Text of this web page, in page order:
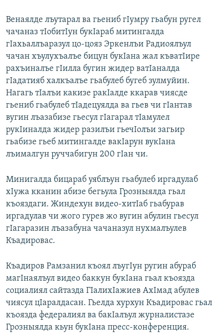
Венаялде лъутарал ва гьениб гIумру гьабун ругел
чачаназ тIобитIун букIараб митингалда
гIахьаллъаразул цо-цояз Эркенлъи Радиоялъул
чачан хъулухъалъе бицун букIана жал къватIире
рахъиналъе гIилла бугин жидер ватIаналда
гIадатияб халкъалъе гьабулеб бугеб зулмуйин.
Нагагь тIалъи какизе ракIалде ккарав чиясде
гьениб гьабулеб тIадецуялда ва гьев чи гIантав
вугин лъазабизе гьесул гIагарал тIамулел
рукIиналда жидер разилъи гьечIолъи загьир
гьабизе гьеб митингалде вакIарун вукIана
лъималгун руччабигун 200 гIан чи.
Минигалда бицараб уяблъун гьабулеб иргадулаб
хIужа кканин абизе бегьула Грозныялда гьал
къояздаги. Жиндехун видео-хитIаб гьабурав
иргадулав чи жого гурев жо вугин абулин гьесул
гIагаразин лъазабуна чачаназул нухмалъулев
Къадировас.
Къадиров Рамзанил къоял лъугIун ругин абураб
магIнаялъул видео баккун букIана гьал къоязда
социалиял сайтазда ГIалихIажиев АхIмад абулев
чиясул цIаралдасан. Гьелда хурхун Къадировас гьал
къоязда федералиял ва бакIалъул журналистазе
Грозныялда кьун букIана пресс-конференция.